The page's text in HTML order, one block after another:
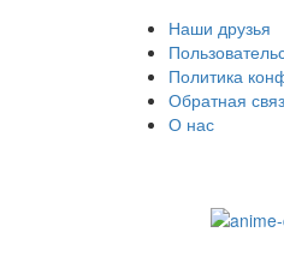
Наши друзья
Политика
Обратная
О нас